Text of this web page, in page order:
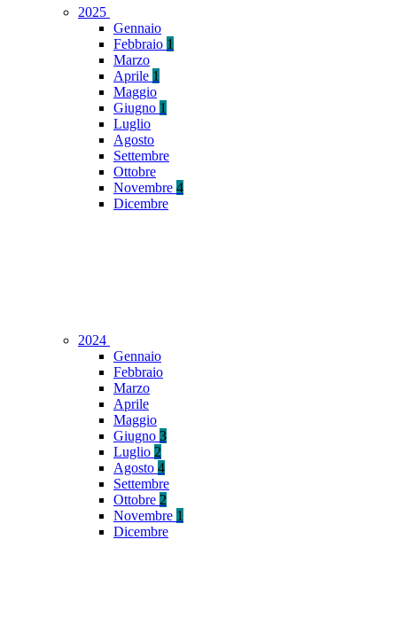
2025
Gennaio
Febbraio 1
Marzo
Aprile 1
Maggio
Giugno 1
Luglio
Agosto
Settembre
Ottobre
Novembre 4
Dicembre
2024
Gennaio
Febbraio
Marzo
Aprile
Maggio
Giugno 3
Luglio 2
Agosto 4
Settembre
Ottobre 2
Novembre 1
Dicembre